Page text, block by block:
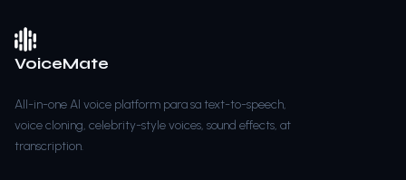
VoiceMate
All-in-one AI voice platform para sa text-to-speech,
voice cloning, celebrity-style voices, sound effects, at
transcription.